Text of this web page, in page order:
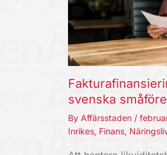
svenska
By Affärsstaden /
Inrikes, Finans,